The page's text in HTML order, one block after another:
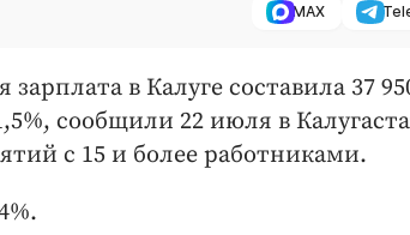
MAX
в Калуге составила 37
сообщили 22 июля в
с 15 и более работниками.